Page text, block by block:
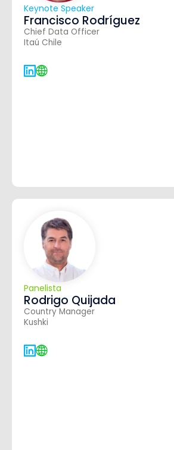
Keynote Speaker
Francisco Rodríguez
Chief Data Officer
Itaú Chile
Panelista
Rodrigo Quijada
Country Manager
Kushki